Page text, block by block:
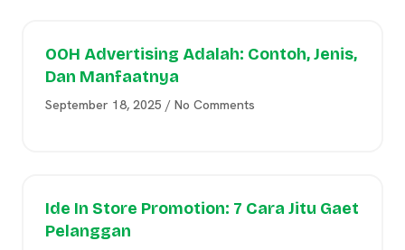
OOH Advertising Adalah: Contoh, Jenis,
Dan Manfaatnya
September 18, 2025 No Comments
Ide In Store Promotion: 7 Cara Jitu Gaet
Pelanggan